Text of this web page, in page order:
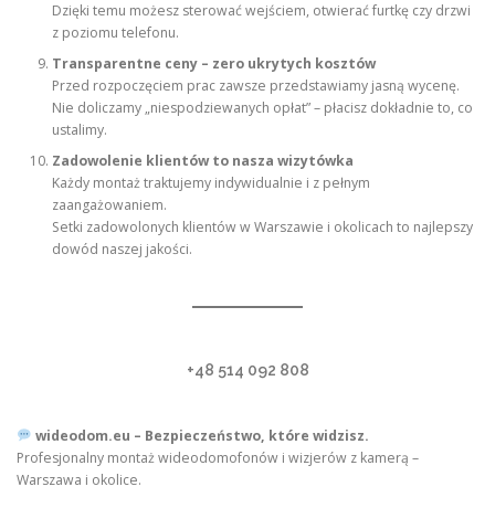
Dzięki temu możesz sterować wejściem, otwierać furtkę czy drzwi
z poziomu telefonu.
Transparentne ceny – zero ukrytych kosztów
Przed rozpoczęciem prac zawsze przedstawiamy jasną wycenę.
Nie doliczamy „niespodziewanych opłat” – płacisz dokładnie to, co
ustalimy.
Zadowolenie klientów to nasza wizytówka
Każdy montaż traktujemy indywidualnie i z pełnym
zaangażowaniem.
Setki zadowolonych klientów w Warszawie i okolicach to najlepszy
dowód naszej jakości.
+48 514 092 808
wideodom.eu – Bezpieczeństwo, które widzisz.
Profesjonalny montaż wideodomofonów i wizjerów z kamerą –
Warszawa i okolice.